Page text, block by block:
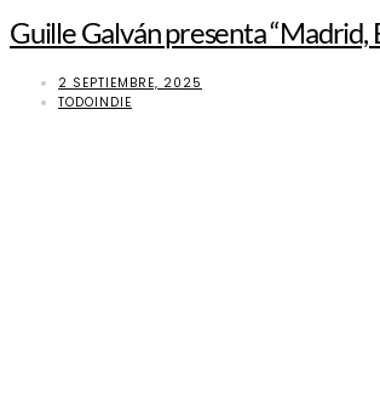
Guille Galván presenta “Madrid,
2 SEPTIEMBRE, 2025
TODOINDIE